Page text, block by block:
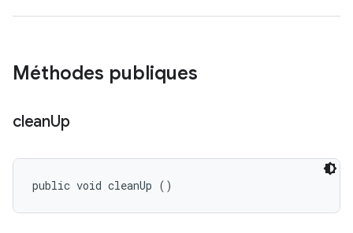
Méthodes publiques
cleanUp
public void cleanUp ()